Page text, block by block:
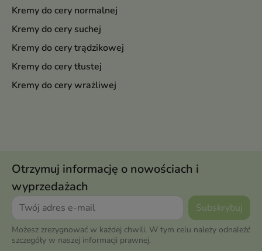
Kremy do cery normalnej
Kremy do cery suchej
Kremy do cery trądzikowej
Kremy do cery tłustej
Kremy do cery wrażliwej
Otrzymuj informację o nowościach i
wyprzedażach
Możesz zrezygnować w każdej chwili. W tym celu należy odnaleźć
szczegóły w naszej informacji prawnej.